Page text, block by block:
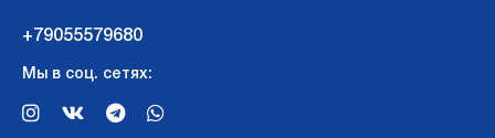
+79055579680
Мы в соц. сетях: